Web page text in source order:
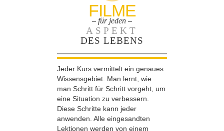
FILME
– für jeden –
ASPEKT
DES LEBENS
Jeder Kurs vermittelt ein genaues
Wissensgebiet. Man lernt, wie
man Schritt für Schritt vorgeht, um
eine Situation zu verbessern.
Diese Schritte kann jeder
anwenden. Alle eingesandten
Lektionen werden von einem